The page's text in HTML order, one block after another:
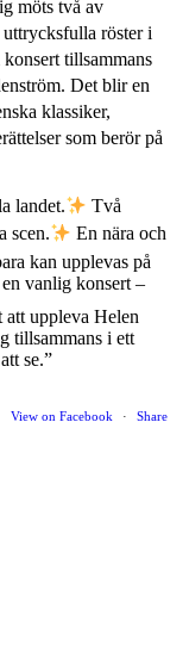
möts två av
uttrycksfulla röster i
tillsammans
Det blir en
klassiker,
som berör på
landet.
Två
scen.
En nära och
kan upplevas på
vanlig konsert –
att uppleva Helen
tillsammans i ett
se.”
View on Facebook · Share
blir grymt